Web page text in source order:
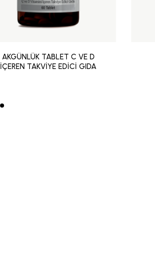
AKGÜNLÜK TABLET C VE D
İÇEREN TAKVİYE EDİCİ GIDA